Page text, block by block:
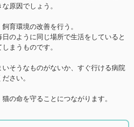
原因でしょう。
育環境の改善を行う。
のように同じ場所で生活をしていると
まうものです。
そうなものがないか、すぐ行ける病院
さい。
の命を守ることにつながります。